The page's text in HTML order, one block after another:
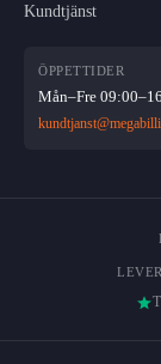
Kundtjänst
ÖPPETTIDER
Mån–Fre